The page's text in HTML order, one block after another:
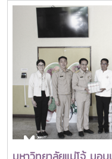
for Graduate Study
(SEARCA) นับเป็นราง
เก่าทุน SEARCA ผู้มีคว
และสร้างคุณูปการสำคั
และสังคมอย่างยั่งยืนรา
Scholarship Alumni
เก่าผู้ได้รับทุนการศึกษา
นำองค์ความรู้ ประสบก
ไปสร้างคุณประโยชน์ต่ออ
ตะวันออกเฉียงใต้ ตลอด
ปรัชญาของ SEARCA ผ่